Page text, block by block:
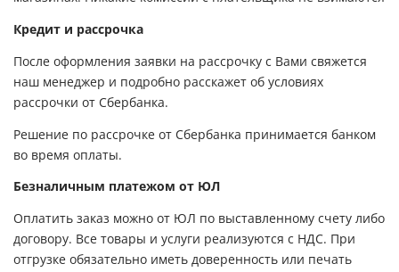
Кредит и рассрочка
После оформления заявки на рассрочку с Вами свяжется
наш менеджер и подробно расскажет об условиях
рассрочки от Сбербанка.
Решение по рассрочке от Сбербанка принимается банком
во время оплаты.
Безналичным платежом от ЮЛ
Оплатить заказ можно от ЮЛ по выставленному счету либо
договору. Все товары и услуги реализуются с НДС. При
отгрузке обязательно иметь доверенность или печать